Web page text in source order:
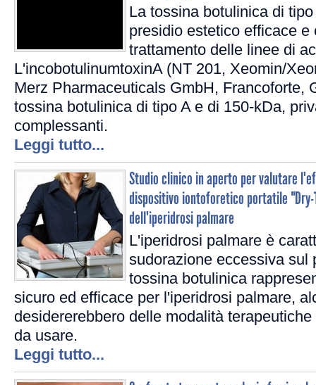
La tossina botulinica di
presidio estetico efficace e
trattamento delle linee di
L'incobotulinumtoxinA (NT 201, Xeomin/
Merz Pharmaceuticals GmbH, Francoforte,
tossina botulinica di tipo A e di 150-kDa,
complessanti.
Leggi tutto...
Studio clinico in aperto per valutare
dispositivo iontoforetico portatile
dell'iperidrosi palmare
L'iperidrosi palmare è
sudorazione eccessiva sul
tossina botulinica
sicuro ed efficace per l'iperidrosi palmare,
desidererebbero delle modalità
da usare.
Leggi tutto...